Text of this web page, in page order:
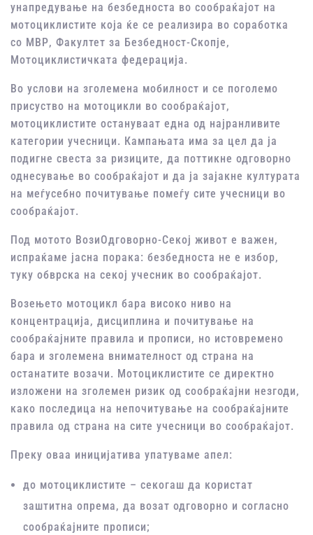
унапредување на безбедноста во сообраќајот на
мотоциклистите која ќе се реализира во соработка
со МВР, Факултет за Безбедност-Скопје,
Мотоциклистичката федерација.
Во услови на зголемена мобилност и се поголемо
присуство на мотоцикли во сообраќајот,
мотоциклистите остануваат една од најранливите
категории учесници. Кампањата има за цел да ја
подигне свеста за ризиците, да поттикне одговорно
однесување во сообраќајот и да ја зајакне културата
на меѓусебно почитување помеѓу сите учесници во
сообраќајот.
Под мотото ВозиОдговорно-Секој живот е важен,
испраќаме јасна порака: безбедноста не е избор,
туку обврска на секој учесник во сообраќајот.
Возењето мотоцикл бара високо ниво на
концентрација, дисциплина и почитување на
сообраќајните правила и прописи, но истовремено
бара и зголемена внимателност од страна на
останатите возачи. Мотоциклистите се директно
изложени на зголемен ризик од сообраќајни незгоди,
како последица на непочитување на сообраќајните
правила од страна на сите учесници во сообраќајот.
Преку оваа иницијатива упатуваме апел:
до мотоциклистите – секогаш да користат
заштитна опрема, да возат одговорно и согласно
сообраќајните прописи;